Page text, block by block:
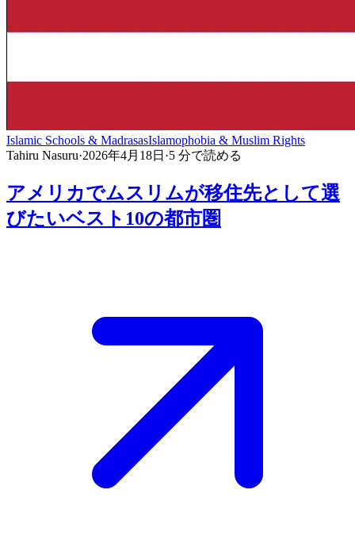
Islamic Schools & MadrasasIslamophobia & Muslim Rights
Tahiru Nasuru·2026年4月18日 ·5 分で読める
アメリカでムスリムが移住先として選
びたいベスト10の都市圏